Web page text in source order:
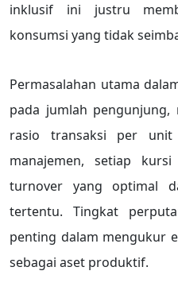
inklusif ini justru
konsumsi yang tidak
Permasalahan utama
pada jumlah pengunjung,
rasio transaksi per unit
manajemen, setiap
turnover yang optimal
tertentu. Tingkat
penting dalam mengukur
sebagai aset produktif.